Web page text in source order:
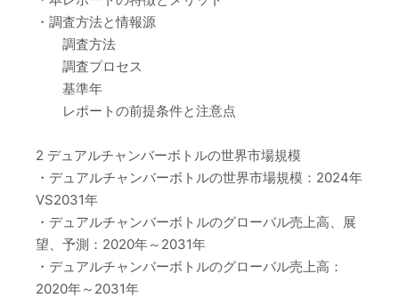
・調査方法と情報源
調査方法
調査プロセス
基準年
レポートの前提条件と注意点
2 デュアルチャンバーボトルの世界市場規模
・デュアルチャンバーボトルの世界市場規模：2024年
VS2031年
・デュアルチャンバーボトルのグローバル売上高、展
望、予測：2020年～2031年
・デュアルチャンバーボトルのグローバル売上高：
2020年～2031年